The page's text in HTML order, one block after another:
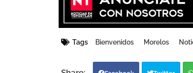
Tags Bienvenidos Morelos